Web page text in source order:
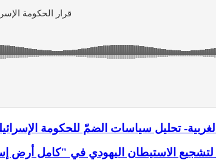
تحليل سياسات الضمّ للحكومة
الاستيطان اليهودي في "كامل أرض